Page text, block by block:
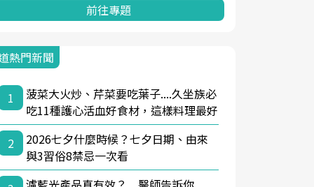
前往專題
熱門新聞
1
菠菜大火炒、芹菜要吃葉子....久坐族必
吃11種護心活血好食材，這樣料理最好
2
2026七夕什麼時候？七夕日期、由來
與3習俗8禁忌一次看